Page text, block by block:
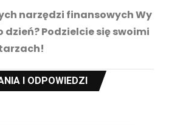
narzędzi finansowych Wy
Podzielcie się swoimi
I ODPOWIEDZI